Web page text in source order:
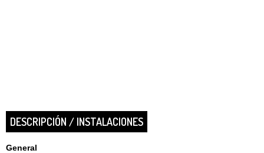
DESCRIPCIÓN / INSTALACIONES
General